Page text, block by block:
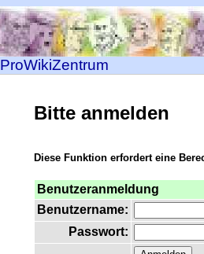
ProWikiZentrum
Bitte anmelden
Diese Funktion erfordert eine
Benutzeranmeldung
Benutzername:
Passwort: